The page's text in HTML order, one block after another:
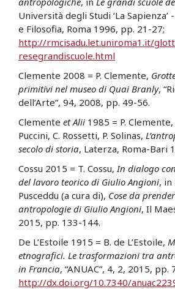
Università degli Studi ‘La
e Filosofia, Roma 1996, pp. 21-27;
http://rmcisadu.let.uniroma1.it/
resegrandiscuole.html
Clemente 2008 = P. Clemente,
primitivi nel museo di Quai Branly,
dell’Arte”, 94, 2008, pp. 49-56.
Clemente et Alii 1985 = P. Clemente,
Puccini, C. Rossetti, P. Solinas,
secolo di storia, Laterza, Roma-Bari
Cossu 2015 = T. Cossu, In dialogo
del lavoro teorico di Giulio Angioni, in
Pusceddu (a cura di), Cose da
antropologie di Giulio Angioni, Il
2015, pp. 133-144.
De L’Estoile 1915 = B. de L’Estoile,
etnografici. Le trasformazioni tra
in Francia, “ANUAC”, 4, 2, 2015, pp.
http://dx.doi.org/10.7340/